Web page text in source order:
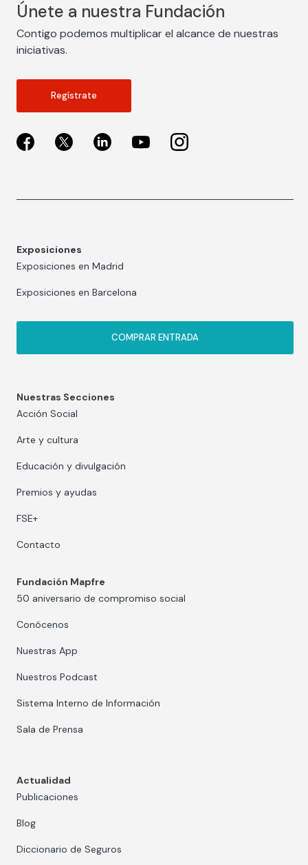
Únete a nuestra Fundación
Contigo podemos multiplicar el alcance de nuestras
iniciativas.
Regístrate
Exposiciones
Exposiciones en Madrid
Exposiciones en Barcelona
COMPRAR ENTRADA
Nuestras Secciones
Acción Social
Arte y cultura
Educación y divulgación
Premios y ayudas
FSE+
Contacto
Fundación Mapfre
50 aniversario de compromiso social
Conócenos
Nuestras App
Nuestros Podcast
Sistema Interno de Información
Sala de Prensa
Actualidad
Publicaciones
Blog
Diccionario de Seguros